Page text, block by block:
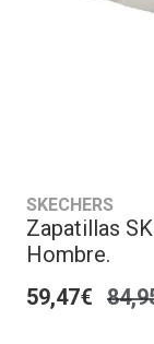
SKECHERS
Zapatillas
Hombre.
59,47€